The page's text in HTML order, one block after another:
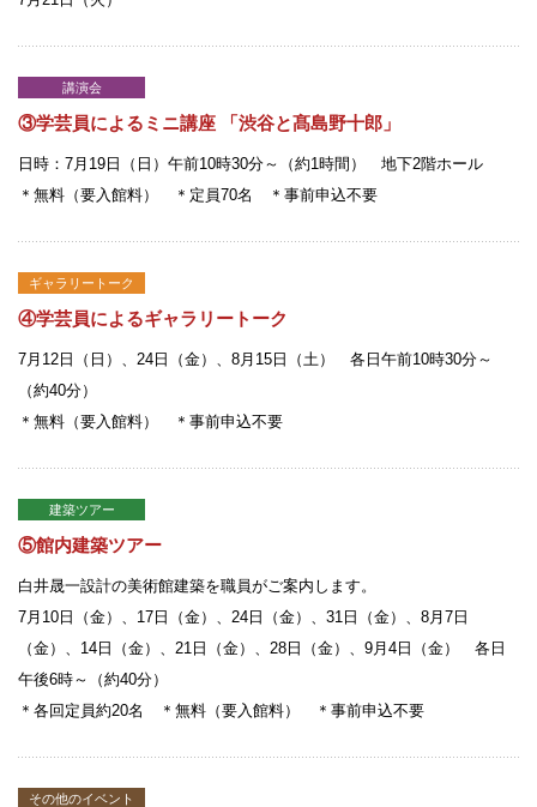
講演会
③学芸員によるミニ講座 「渋谷と髙島野十郎」
日時：7月19日（日）午前10時30分～（約1時間） 地下2階ホール
＊無料（要入館料） ＊定員70名 ＊事前申込不要
ギャラリートーク
④学芸員によるギャラリートーク
7月12日（日）、24日（金）、8月15日（土） 各日午前10時30分～
（約40分）
＊無料（要入館料） ＊事前申込不要
建築ツアー
⑤館内建築ツアー
白井晟一設計の美術館建築を職員がご案内します。
7月10日（金）、17日（金）、24日（金）、31日（金）、8月7日
（金）、14日（金）、21日（金）、28日（金）、9月4日（金） 各日
午後6時～（約40分）
＊各回定員約20名 ＊無料（要入館料） ＊事前申込不要
その他のイベント